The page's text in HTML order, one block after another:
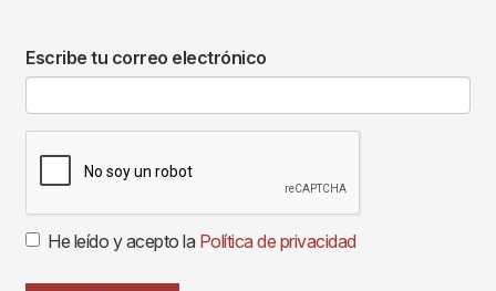
Escribe tu correo electrónico
He leído y acepto la Política de privacidad